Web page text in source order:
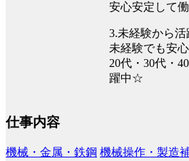
安心安定して
3.未経験から活
未経験でも安
20代・30代・
躍中☆
仕事内容
機械・金属・鉄鋼 機械操作・製造